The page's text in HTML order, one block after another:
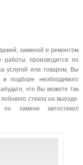
заменой и ремонтом
работы производятся по
услугой или товаром, Вы
подборе необходимого
что Вы можете так
стекла на выезде.
замене автостекол